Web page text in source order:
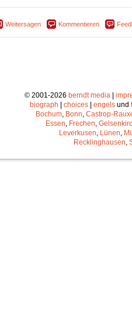
Weitersagen Kommentieren
© 2001-2026 berndt media|
biograph | choices | engels und
Bochum, Bonn, Castrop-
Essen, Frechen,
Leverkusen, Lünen,
Recklinghausen,